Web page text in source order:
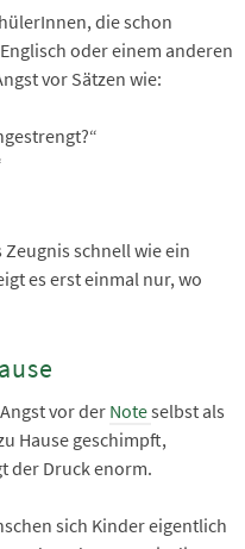
die schon
oder einem anderen
vor Sätzen wie:
schnell wie ein
es erst einmal nur, wo
vor der Noteselbst als
Hause geschimpft,
der Druck enorm.
sich Kinder eigentlich